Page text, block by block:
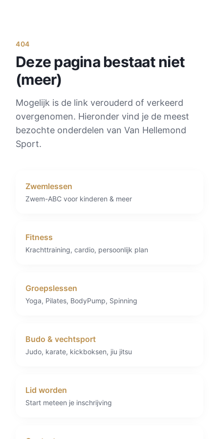
404
Deze pagina bestaat niet
(meer)
Mogelijk is de link verouderd of verkeerd
overgenomen. Hieronder vind je de meest
bezochte onderdelen van Van Hellemond
Sport.
Zwemlessen
Zwem-ABC voor kinderen & meer
Fitness
Krachttraining, cardio, persoonlijk plan
Groepslessen
Yoga, Pilates, BodyPump, Spinning
Budo & vechtsport
Judo, karate, kickboksen, jiu jitsu
Lid worden
Start meteen je inschrijving